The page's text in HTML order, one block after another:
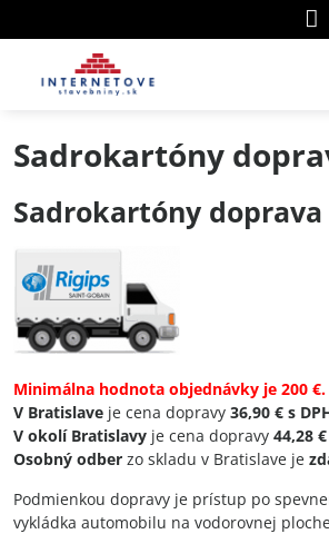
Sadrokartóny
Sadrokartóny doprava
Minimálna hodnota objednávky je 200 €.
V Bratislave je cena dopravy 36,90 € s
V okolí Bratislavy je cena dopravy 44,28
Osobný odber zo skladu v Bratislave je
Podmienkou dopravy je prístup po
vykládka automobilu na vodorovnej